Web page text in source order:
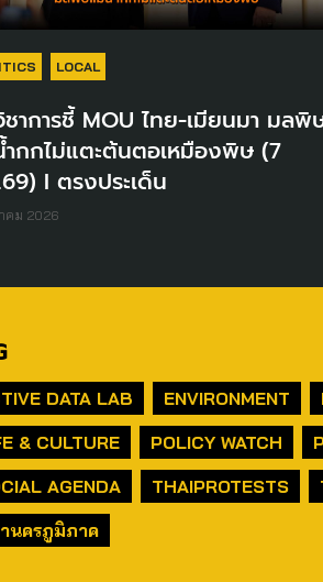
LOCAL
าการชี้ MOU ไทย-เมียนมา มลพิ
กกไม่แตะต้นตอเหมืองพิษ (7
I ตรงประเด็น
คม 2026
DATA LAB ENVIRONMENT
& CULTURE
POLICY WATCH
AGENDA
THAIPROTESTS
นครภูมิภาค